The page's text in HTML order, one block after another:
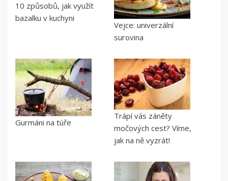
10 způsobů, jak využít
bazalku v kuchyni
Vejce: univerzální
surovina
Gurmáni na túře
Trápí vás záněty
močových cest? Víme,
jak na ně vyzrát!